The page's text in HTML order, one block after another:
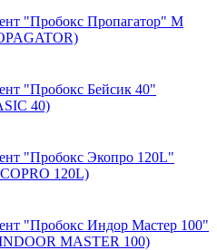
"Пробокс Пропагатор" M
"Пробокс Бейсик 40"
40)
"Пробокс Экопро 120L"
120L)
"Пробокс Индор Мастер 100"
MASTER 100)